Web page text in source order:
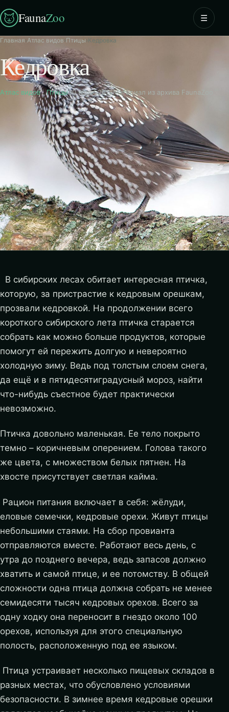
FaunaZoo ☰
Главная›Атлас видов›Птицы›Кедровка
Кедровка
Атлас видов·Птицы30 июля 2018Материал из архива FaunaZoo
В сибирских лесах обитает интересная птичка,
которую, за пристрастие к кедровым орешкам,
прозвали кедровкой. На продолжении всего
короткого сибирского лета птичка старается
собрать как можно больше продуктов, которые
помогут ей пережить долгую и невероятно
холодную зиму. Ведь под толстым слоем снега,
да ещё и в пятидесятиградусный мороз, найти
что-нибудь съестное будет практически
невозможно.
Птичка довольно маленькая. Ее тело покрыто
темно – коричневым оперением. Голова такого
же цвета, с множеством белых пятнен. На
хвосте присутствует светлая кайма.
Рацион питания включает в себя: жёлуди,
еловые семечки, кедровые орехи. Живут птицы
небольшими стаями. На сбор провианта
отправляются вместе. Работают весь день, с
утра до позднего вечера, ведь запасов должно
хватить и самой птице, и ее потомству. В общей
сложности одна птица должна собрать не менее
семидесяти тысяч кедровых орехов. Всего за
одну ходку она переносит в гнездо около 100
орехов, используя для этого специальную
полость, расположенную под ее языком.
Птица устраивает несколько пищевых складов в
разных местах, что обусловлено условиями
безопасности. В зимнее время кедровые орешки